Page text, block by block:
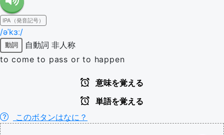
IPA（発音記号）
/əˈkɜː/
動詞 自動詞 非人称
to come to pass or to happen
意味を覚える
単語を覚える
このボタンはなに？